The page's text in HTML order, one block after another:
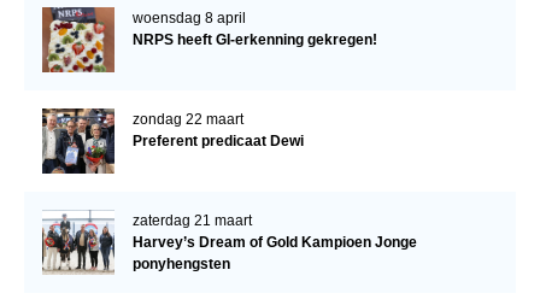
woensdag 8 april
NRPS heeft GI-erkenning gekregen!
zondag 22 maart
Preferent predicaat Dewi
zaterdag 21 maart
Harvey’s Dream of Gold Kampioen Jonge
ponyhengsten